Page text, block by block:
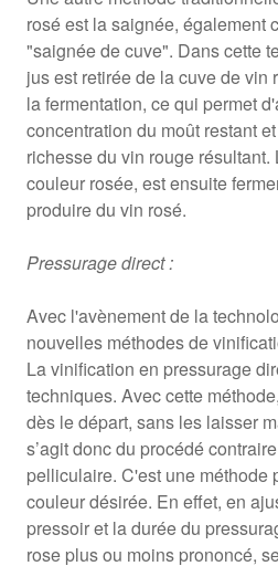
rosé est la saignée, également
"saignée de cuve". Dans cette
jus est retirée de la cuve de vin
la fermentation, ce qui permet
concentration du moût restant
richesse du vin rouge résultant.
couleur rosée, est ensuite
produire du vin rosé.
Pressurage direct :
Avec l'avènement de la
nouvelles méthodes de
La vinification en pressurage
techniques. Avec cette
dès le départ, sans les laisser
s’agit donc du procédé
pelliculaire. C'est une méthode
couleur désirée. En effet, en
pressoir et la durée du
rose plus ou moins prononcé,